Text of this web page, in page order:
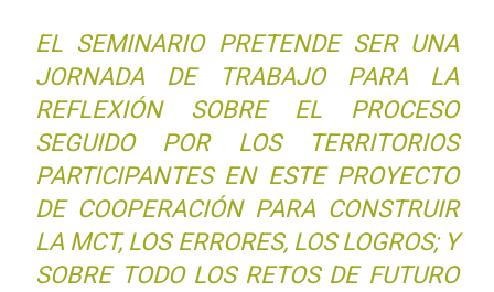
EL SEMINARIO PRETENDE SER UNA
JORNADA DE TRABAJO PARA LA
REFLEXIÓN SOBRE EL PROCESO
SEGUIDO POR LOS TERRITORIOS
PARTICIPANTES EN ESTE PROYECTO
DE COOPERACIÓN PARA CONSTRUIR
LA MCT, LOS ERRORES, LOS LOGROS; Y
SOBRE TODO LOS RETOS DE FUTURO